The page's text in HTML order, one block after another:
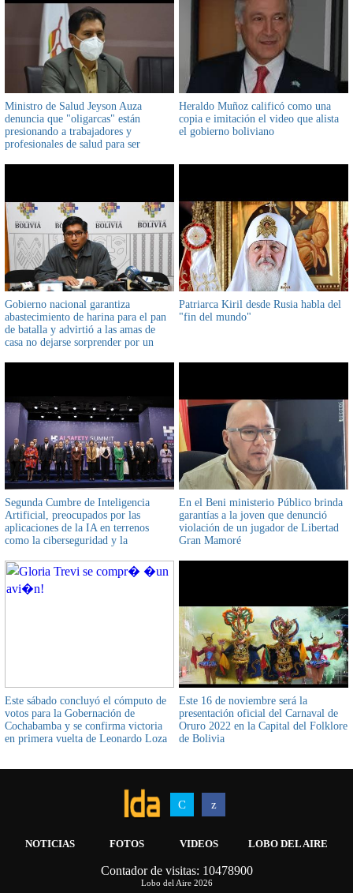
Ministro de Salud Jeyson Auza
denuncia que "oligarcas" están
presionando a trabajadores y
profesionales de salud para ser
Heraldo Muñoz calificó como una
copia e imitación el video que alista
el gobierno boliviano
Gobierno nacional garantiza
abastecimiento de harina para el pan
de batalla y advirtió a las amas de
casa no dejarse sorprender por un
Patriarca Kiril desde Rusia habla del
"fin del mundo"
Segunda Cumbre de Inteligencia
Artificial, preocupados por las
aplicaciones de la IA en terrenos
como la ciberseguridad y la
En el Beni ministerio Público brinda
garantías a la joven que denunció
violación de un jugador de Libertad
Gran Mamoré
Este sábado concluyó el cómputo de
votos para la Gobernación de
Cochabamba y se confirma victoria
en primera vuelta de Leonardo Loza
Este 16 de noviembre será la
presentación oficial del Carnaval de
Oruro 2022 en la Capital del Folklore
de Bolivia
NOTICIAS FOTOS VIDEOS LOBO DEL AIRE
AIRWOLF MULTIMEDIA
Contador de visitas: 10478900
Lobo del Aire 2026